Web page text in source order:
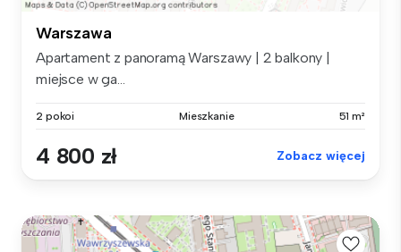
Warszawa
Apartament z panoramą Warszawy | 2 balkony |
miejsce w ga...
2 pokoi Mieszkanie 51 m²
4 800 zł Zobacz więcej